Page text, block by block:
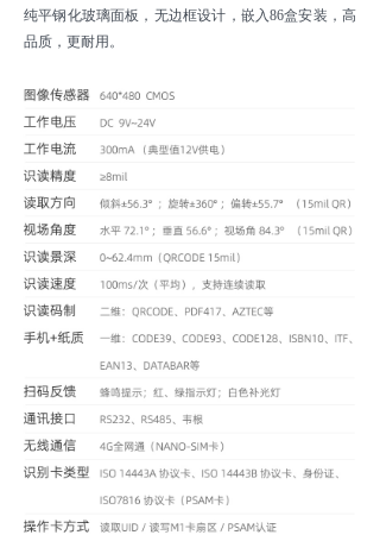
纯平钢化玻璃面板，无边框设计，嵌入86盒安装，高
品质，更耐用。